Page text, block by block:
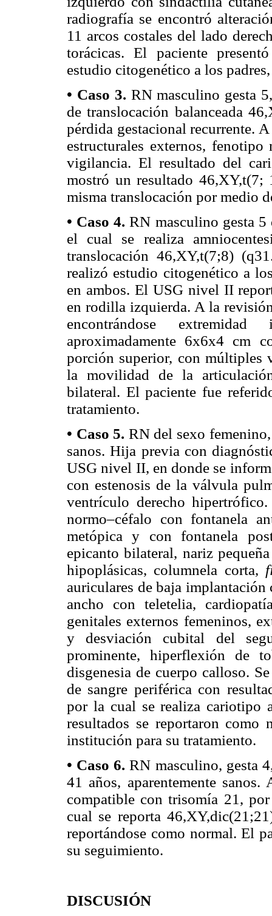
radiografía se encontró
11 arcos costales del lado
torácicas. El paciente
estudio citogenético a los
• Caso 3. RN masculino gesta
de translocación balanceada
pérdida gestacional recurrente.
estructurales externos,
vigilancia. El resultado del
mostró un resultado 46,XY,t(7;
misma translocación por medio
• Caso 4. RN masculino gesta 5
el cual se realiza
translocación 46,XY,t(7;8)
realizó estudio citogenético a
en ambos. El USG nivel II
en rodilla izquierda. A la
encontrándose
aproximadamente 6x6x4 cm
porción superior, con múltiples
la movilidad de la
bilateral. El paciente fue
tratamiento.
• Caso 5. RN del sexo
sanos. Hija previa con
USG nivel II, en donde se
con estenosis de la válvula
ventrículo derecho
normo–céfalo con fontanela
metópica y con fontanela
epicanto bilateral, nariz
hipoplásicas, columnela corta,
auriculares de baja
ancho con teletelia,
genitales externos femeninos,
y desviación cubital del
prominente, hiperflexión de
disgenesia de cuerpo calloso.
de sangre periférica con
por la cual se realiza cariotipo
resultados se reportaron como
institución para su tratamiento.
• Caso 6.RN masculino, gesta
41 años, aparentemente
compatible con trisomía 21,
cual se reporta
reportándose como normal. El
su seguimiento.
DISCUSIÓN